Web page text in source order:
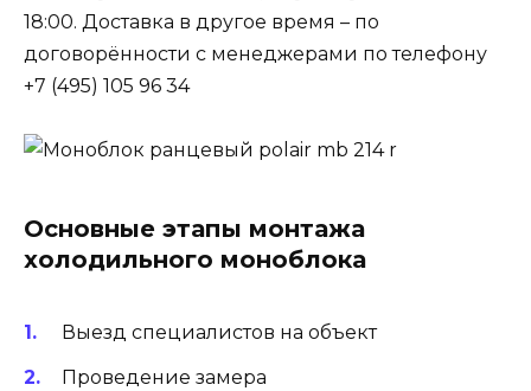
18:00. Доставка в другое время – по
договорённости с менеджерами по телефону
+7 (495) 105 96 34
Основные этапы монтажа
холодильного моноблока
Выезд специалистов на объект
Проведение замера